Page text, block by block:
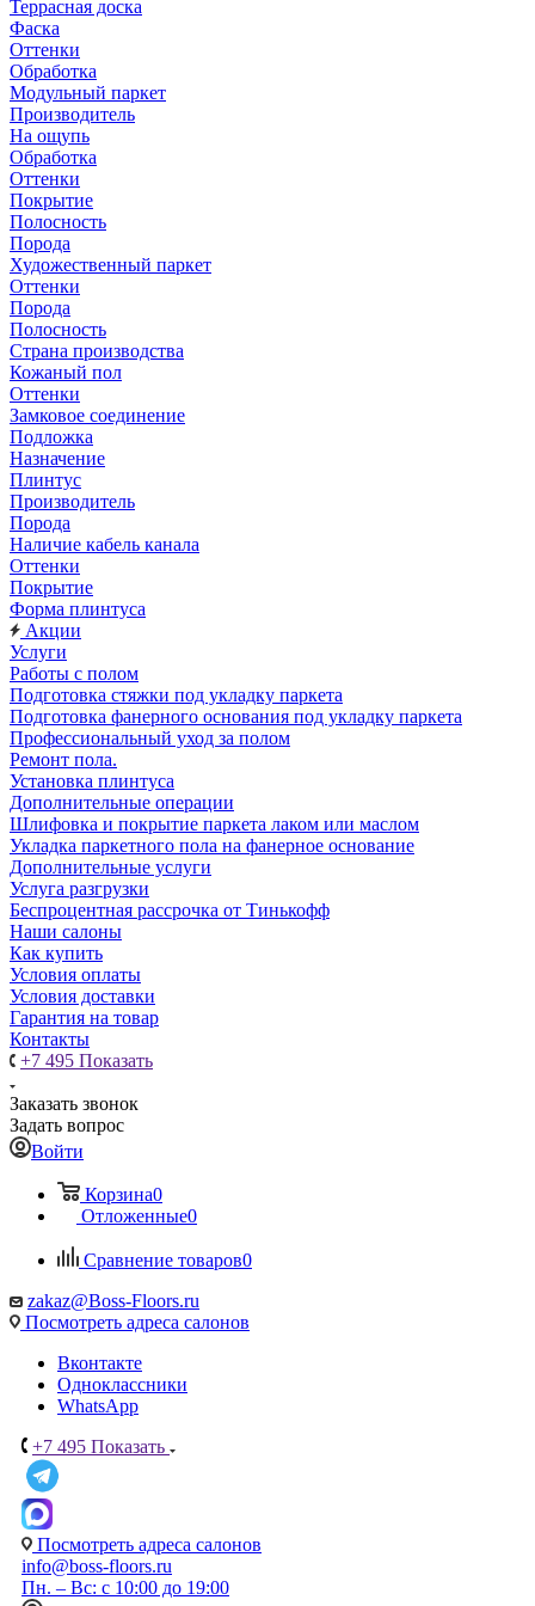
Террасная доска
Фаска
Оттенки
Обработка
Модульный паркет
Производитель
На ощупь
Обработка
Оттенки
Покрытие
Полосность
Порода
Художественный паркет
Оттенки
Порода
Полосность
Страна производства
Кожаный пол
Оттенки
Замковое соединение
Подложка
Назначение
Плинтус
Производитель
Порода
Наличие кабель канала
Оттенки
Покрытие
Форма плинтуса
Акции
Услуги
Работы с полом
Подготовка стяжки под укладку паркета
Подготовка фанерного основания под укладку паркета
Профессиональный уход за полом
Ремонт пола.
Установка плинтуса
Дополнительные операции
Шлифовка и покрытие паркета лаком или маслом
Укладка паркетного пола на фанерное основание
Дополнительные услуги
Услуга разгрузки
Беспроцентная рассрочка от Тинькофф
Наши салоны
Как купить
Условия оплаты
Условия доставки
Гарантия на товар
Контакты
+7 495 Показать
Заказать звонок
Задать вопрос
Войти
Корзина0
Отложенные0
Сравнение товаров0
zakaz@Boss-Floors.ru
Посмотреть адреса салонов
Вконтакте
Одноклассники
WhatsApp
+7 495 Показать
Посмотреть адреса салонов
info@boss-floors.ru
Пн. – Вс: с 10:00 до 19:00